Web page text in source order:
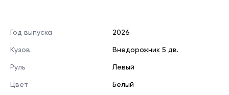
Год выпуска 2026
Кузов Внедорожник 5 дв.
Руль Левый
Цвет Белый